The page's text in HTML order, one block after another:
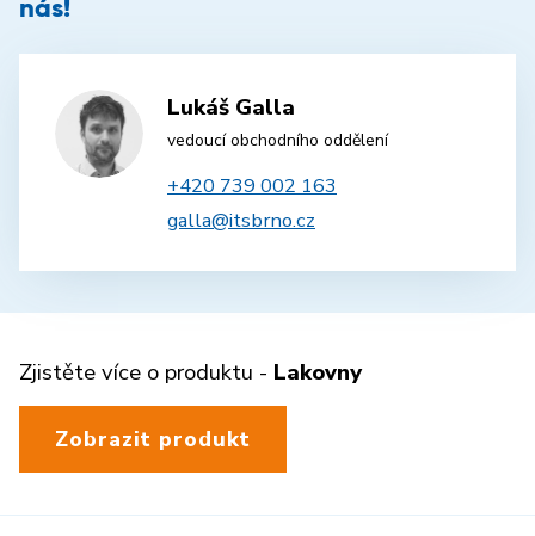
nás!
Lukáš Galla
vedoucí obchodního oddělení
+420 739 002 163
galla@itsbrno.cz
Zjistěte více o produktu - Lakovny
Zobrazit produkt